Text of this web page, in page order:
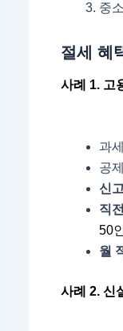
중
절세 혜
사례 1. 고
과
공
신
직
50
월
사례 2. 신